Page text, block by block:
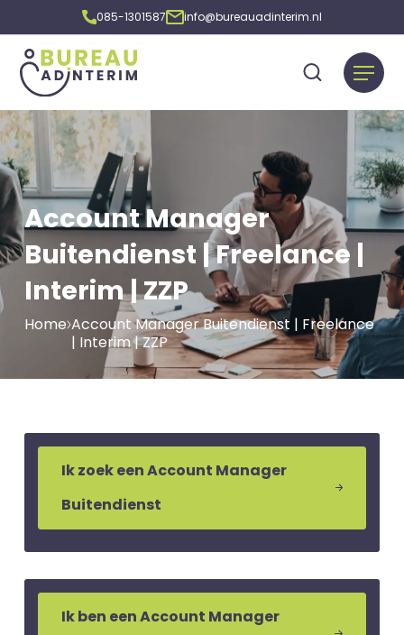
085-1301587 info@bureauadinterim.nl
Account Manager
Buitendienst | Freelance |
Interim | ZZP
Home Account Manager Buitendienst | Freelance
| Interim | ZZP
Ik zoek een Account Manager
Buitendienst
Ik ben een Account Manager